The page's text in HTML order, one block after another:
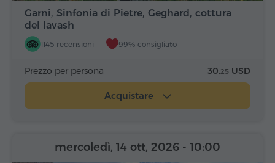
Garni, Sinfonia di Pietre, Geghard, cottura
del lavash
1145 recensioni 99% consigliato
Prezzo per persona 30.25 USD
Acquistare
mercoledì, 14 ott, 2026 - 10:00